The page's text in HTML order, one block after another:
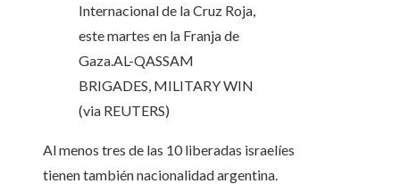
Internacional de la Cruz Roja,
este martes en la Franja de
Gaza. AL-QASSAM
BRIGADES, MILITARY WIN
(via REUTERS)
Al menos tres de las 10 liberadas israelíes
tienen también nacionalidad argentina.